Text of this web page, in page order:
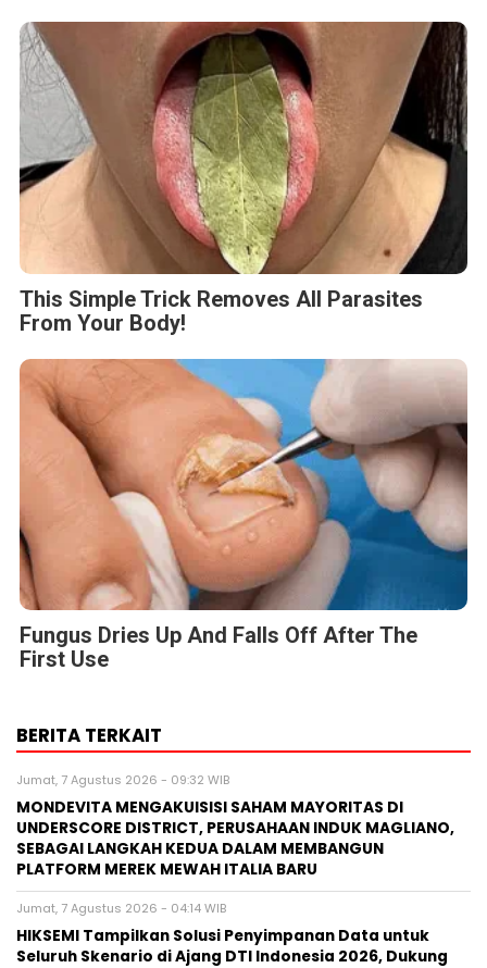
This Simple Trick Removes All Parasites
From Your Body!
Fungus Dries Up And Falls Off After The
First Use
BERITA TERKAIT
Jumat, 7 Agustus 2026 - 09:32 WIB
MONDEVITA MENGAKUISISI SAHAM MAYORITAS DI
UNDERSCORE DISTRICT, PERUSAHAAN INDUK MAGLIANO,
SEBAGAI LANGKAH KEDUA DALAM MEMBANGUN
PLATFORM MEREK MEWAH ITALIA BARU
Jumat, 7 Agustus 2026 - 04:14 WIB
HIKSEMI Tampilkan Solusi Penyimpanan Data untuk
Seluruh Skenario di Ajang DTI Indonesia 2026, Dukung